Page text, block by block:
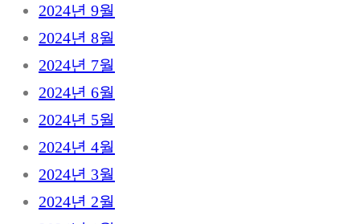
2024년 9월
2024년 8월
2024년 7월
2024년 6월
2024년 5월
2024년 4월
2024년 3월
2024년 2월